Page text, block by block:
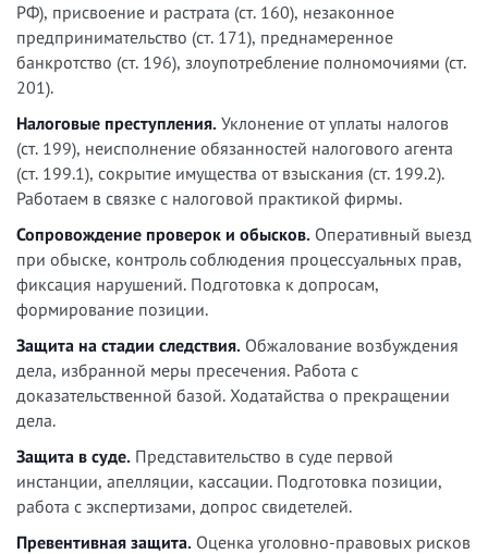
РФ), присвоение и растрата (ст. 160), незаконное
предпринимательство (ст. 171), преднамеренное
банкротство (ст. 196), злоупотребление полномочиями (ст.
201).
Налоговые преступления. Уклонение от уплаты налогов
(ст. 199), неисполнение обязанностей налогового агента
(ст. 199.1), сокрытие имущества от взыскания (ст. 199.2).
Работаем в связке с налоговой практикой фирмы.
Сопровождение проверок и обысков. Оперативный выезд
при обыске, контроль соблюдения процессуальных прав,
фиксация нарушений. Подготовка к допросам,
формирование позиции.
Защита на стадии следствия. Обжалование возбуждения
дела, избранной меры пресечения. Работа с
доказательственной базой. Ходатайства о прекращении
дела.
Защита в суде. Представительство в суде первой
инстанции, апелляции, кассации. Подготовка позиции,
работа с экспертизами, допрос свидетелей.
Превентивная защита. Оценка уголовно-правовых рисков